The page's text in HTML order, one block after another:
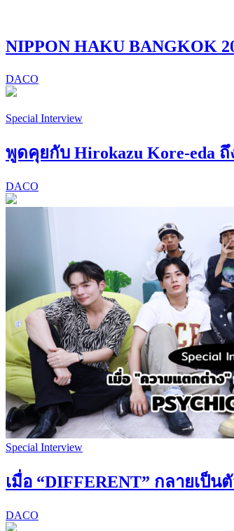
NIPPON HAKU BANGKOK
DACO
Special Interview
พูดคุยกับ Hirokazu Kore-eda ถึ
DACO
Special Interview
เมื่อ “DIFFERENT” กลายเป็น
DACO